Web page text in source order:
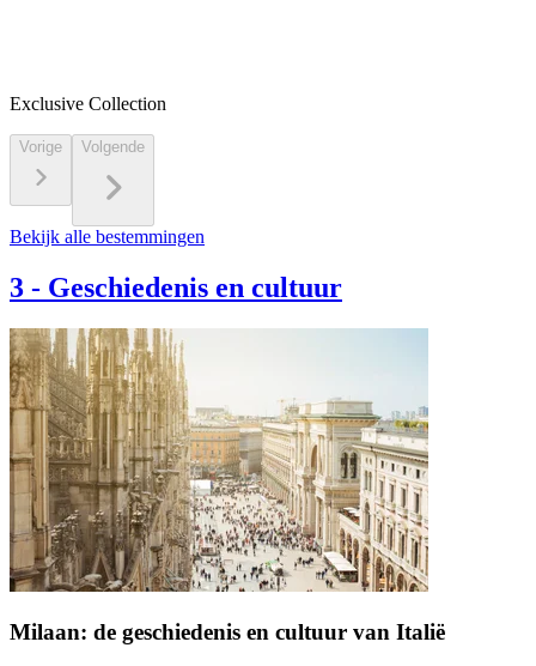
Exclusive Collection
Vorige Volgende
Bekijk alle bestemmingen
3 - Geschiedenis en cultuur
Milaan: de geschiedenis en cultuur van Italië